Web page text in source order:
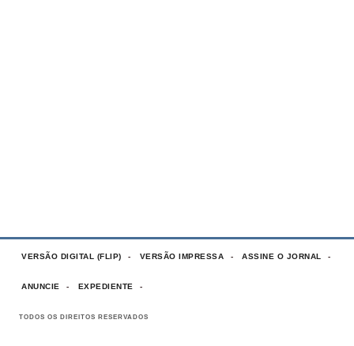
VERSÃO DIGITAL (FLIP) VERSÃO IMPRESSA ASSINE O JORNAL
ANUNCIE EXPEDIENTE
TODOS OS DIREITOS RESERVADOS